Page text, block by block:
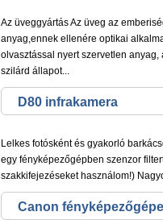
Az üveggyártás Az üveg az
anyag,ennek ellenére optikai
olvasztással nyert szervetlen
szilárd állapot...
D80 infrakamera
Lelkes fotósként és gyakorló
egy fényképezőgépben szenzor
szakkifejezéseket használom!)
Canon